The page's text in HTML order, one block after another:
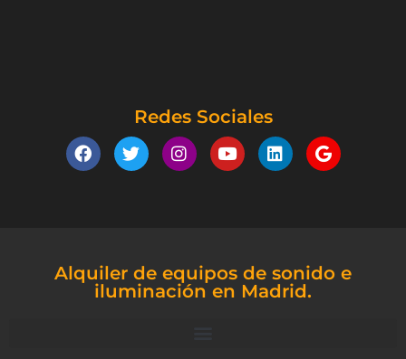
Redes Sociales
Alquiler de equipos de sonido e
iluminación en Madrid.